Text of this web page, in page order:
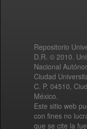
Repositorio
D.R. © 2010.
Nacional
Ciudad
C. P. 04510,
México.
Este sitio web
con fines no
que se cite la